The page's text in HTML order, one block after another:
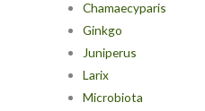
Chamaecyparis
Ginkgo
Juniperus
Larix
Microbiota